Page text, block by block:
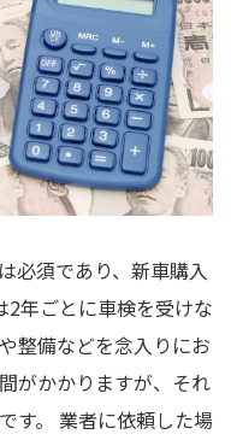
必須であり、新車購入
年ごとに車検を受けな
整備などを念入りにお
がかかりますが、それ
す。 業者に依頼した場